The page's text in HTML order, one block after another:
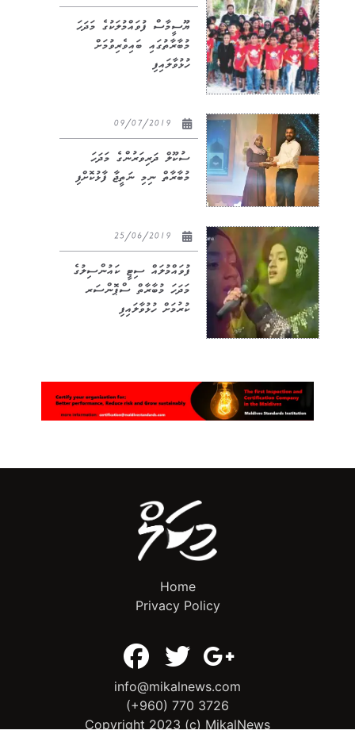
ޔޫސީމާސް ފުވައްމުލަކުގެ މަދަހަ
މުބާރާތުގައި ބައިވެރިވުމަށް
ހުޅުވާލައިފި
ސުކޫލް ދަރިވަރުންގެ މަދަހަ
މުބާރާތް ނިމި ނަތީޖާ ފާޅުކޮށްފި
ފުވައްމުލައް ސިޓީ ކައުންސިލުގެ
މަދަހަ މުބާރާތް ސްޕޮންސަރ
ކުރުމަށް ހުޅުވާލައިފި
info@mikalnews.com
(+960) 770 3726
Home
Privacy Policy
Copyright 2023 (c) MikalNews